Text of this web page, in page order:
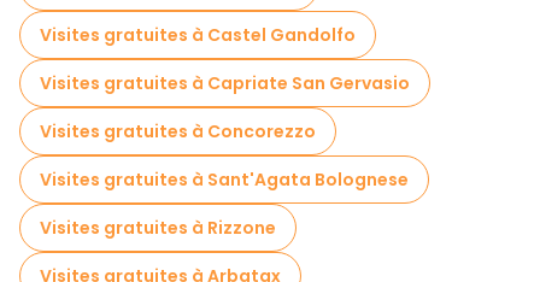
Visites gratuites à Castel Gandolfo
Visites gratuites à Capriate San Gervasio
Visites gratuites à Concorezzo
Visites gratuites à Sant'Agata Bolognese
Visites gratuites à Rizzone
Visites gratuites à Arbatax